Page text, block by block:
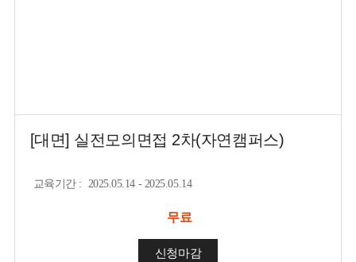
[대면] 실전모의면접 2차(자연캠퍼스)
교육기간: 2025.05.14 - 2025.05.14
무료
신청마감